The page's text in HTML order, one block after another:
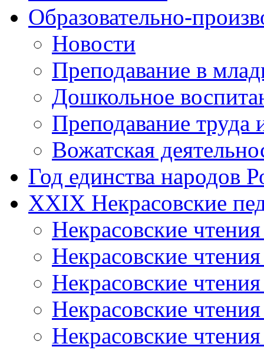
Образовательно-
Новости
Преподавание в
Дошкольное
Преподавание труда
Вожатская
Год единства народов
XXIX Некрасовские
Некрасовские
Некрасовские
Некрасовские
Некрасовские
Некрасовские